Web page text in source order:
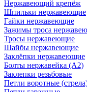
Нержавеющий крепёж
Шпильки нержавеющие
Гайки нержавеющие
Зажимы троса
Тросы нержавеющие
Шайбы нержавеющие
Заклёпки нержавеющие
Болты нержавейка (А2)
Заклепки резьбовые
Петли воротные